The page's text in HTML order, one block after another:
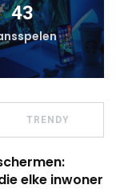
43
TRENDY
elke inwoner